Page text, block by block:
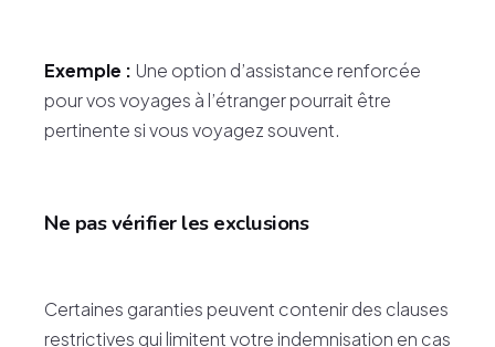
Exemple : Une option d’assistance renforcée
pour vos voyages à l’étranger pourrait être
pertinente si vous voyagez souvent.
Ne pas vérifier les exclusions
Certaines garanties peuvent contenir des clauses
restrictives qui limitent votre indemnisation en cas